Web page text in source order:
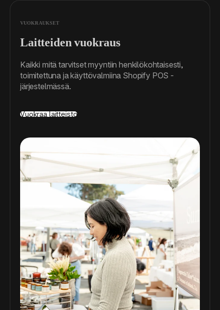
VUOKRAUKSET
Laitteiden vuokraus
Kaikki mitä tarvitset myyntiin henkilökohtaisesti,
toimitettuna ja käyttövalmiina Shopify POS -
järjestelmässä.
Vuokraa laitteisto